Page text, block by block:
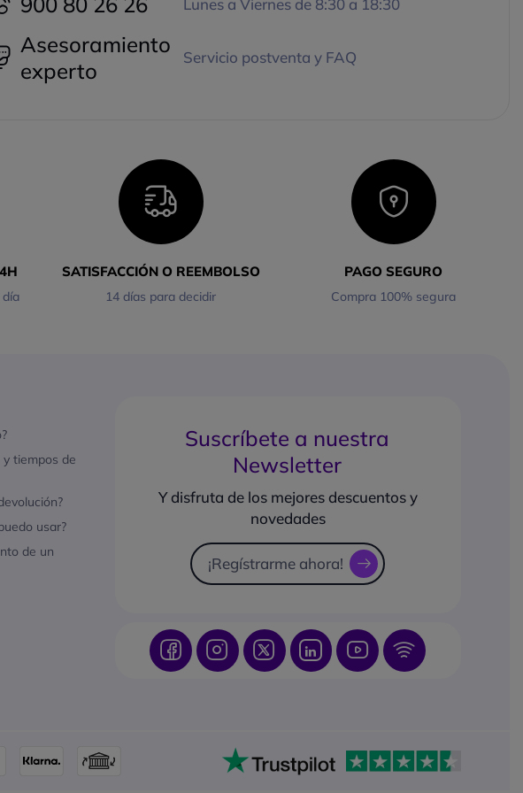
Lunes a Viernes de 8:30 a 18:30
Asesoramiento
experto
Servicio postventa y FAQ
SATISFACCIÓN O REEMBOLSO
14 días para decidir
PAGO SEGURO
Compra 100% segura
y tiempos de
usar?
de un
Suscríbete a nuestra
Newsletter
Y disfruta de los mejores descuentos y
novedades
¡Regístrarme ahora!